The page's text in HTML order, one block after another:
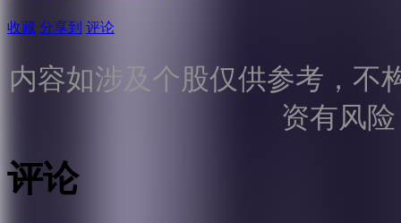
收藏 分享到 评论
内容如涉及个股仅供参考，不
资有风
评论